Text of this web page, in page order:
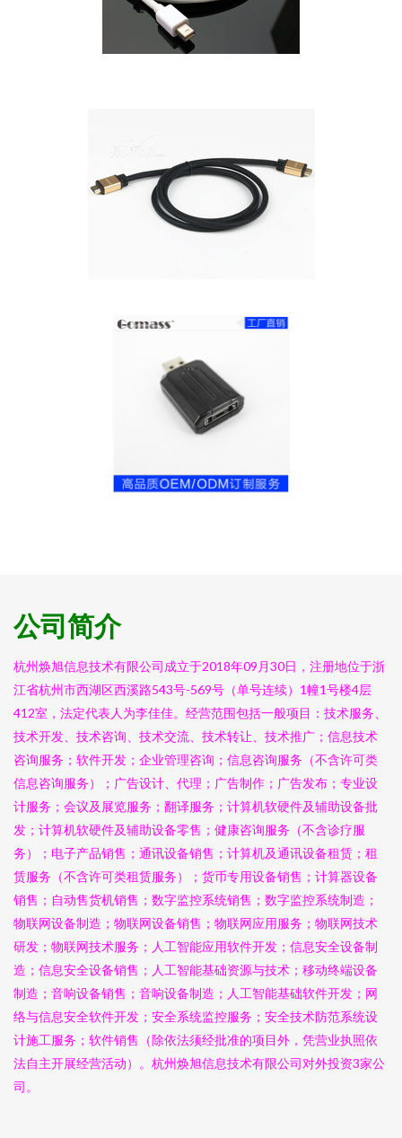
公司简介
杭州焕旭信息技术有限公司成立于2018年09月30日，注册地位于浙
江省杭州市西湖区西溪路543号-569号（单号连续）1幢1号楼4层
412室，法定代表人为李佳佳。经营范围包括一般项目：技术服务、
技术开发、技术咨询、技术交流、技术转让、技术推广；信息技术
咨询服务；软件开发；企业管理咨询；信息咨询服务（不含许可类
信息咨询服务）；广告设计、代理；广告制作；广告发布；专业设
计服务；会议及展览服务；翻译服务；计算机软硬件及辅助设备批
发；计算机软硬件及辅助设备零售；健康咨询服务（不含诊疗服
务）；电子产品销售；通讯设备销售；计算机及通讯设备租赁；租
赁服务（不含许可类租赁服务）；货币专用设备销售；计算器设备
销售；自动售货机销售；数字监控系统销售；数字监控系统制造；
物联网设备制造；物联网设备销售；物联网应用服务；物联网技术
研发；物联网技术服务；人工智能应用软件开发；信息安全设备制
造；信息安全设备销售；人工智能基础资源与技术；移动终端设备
制造；音响设备销售；音响设备制造；人工智能基础软件开发；网
络与信息安全软件开发；安全系统监控服务；安全技术防范系统设
计施工服务；软件销售（除依法须经批准的项目外，凭营业执照依
法自主开展经营活动）。杭州焕旭信息技术有限公司对外投资3家公
司。